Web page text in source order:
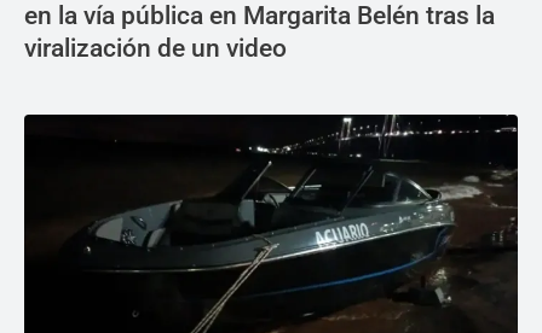
en la vía pública en Margarita Belén tras la
viralización de un video